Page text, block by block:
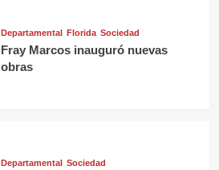
Departamental Florida Sociedad
Fray Marcos inauguró nuevas
obras
Departamental Sociedad